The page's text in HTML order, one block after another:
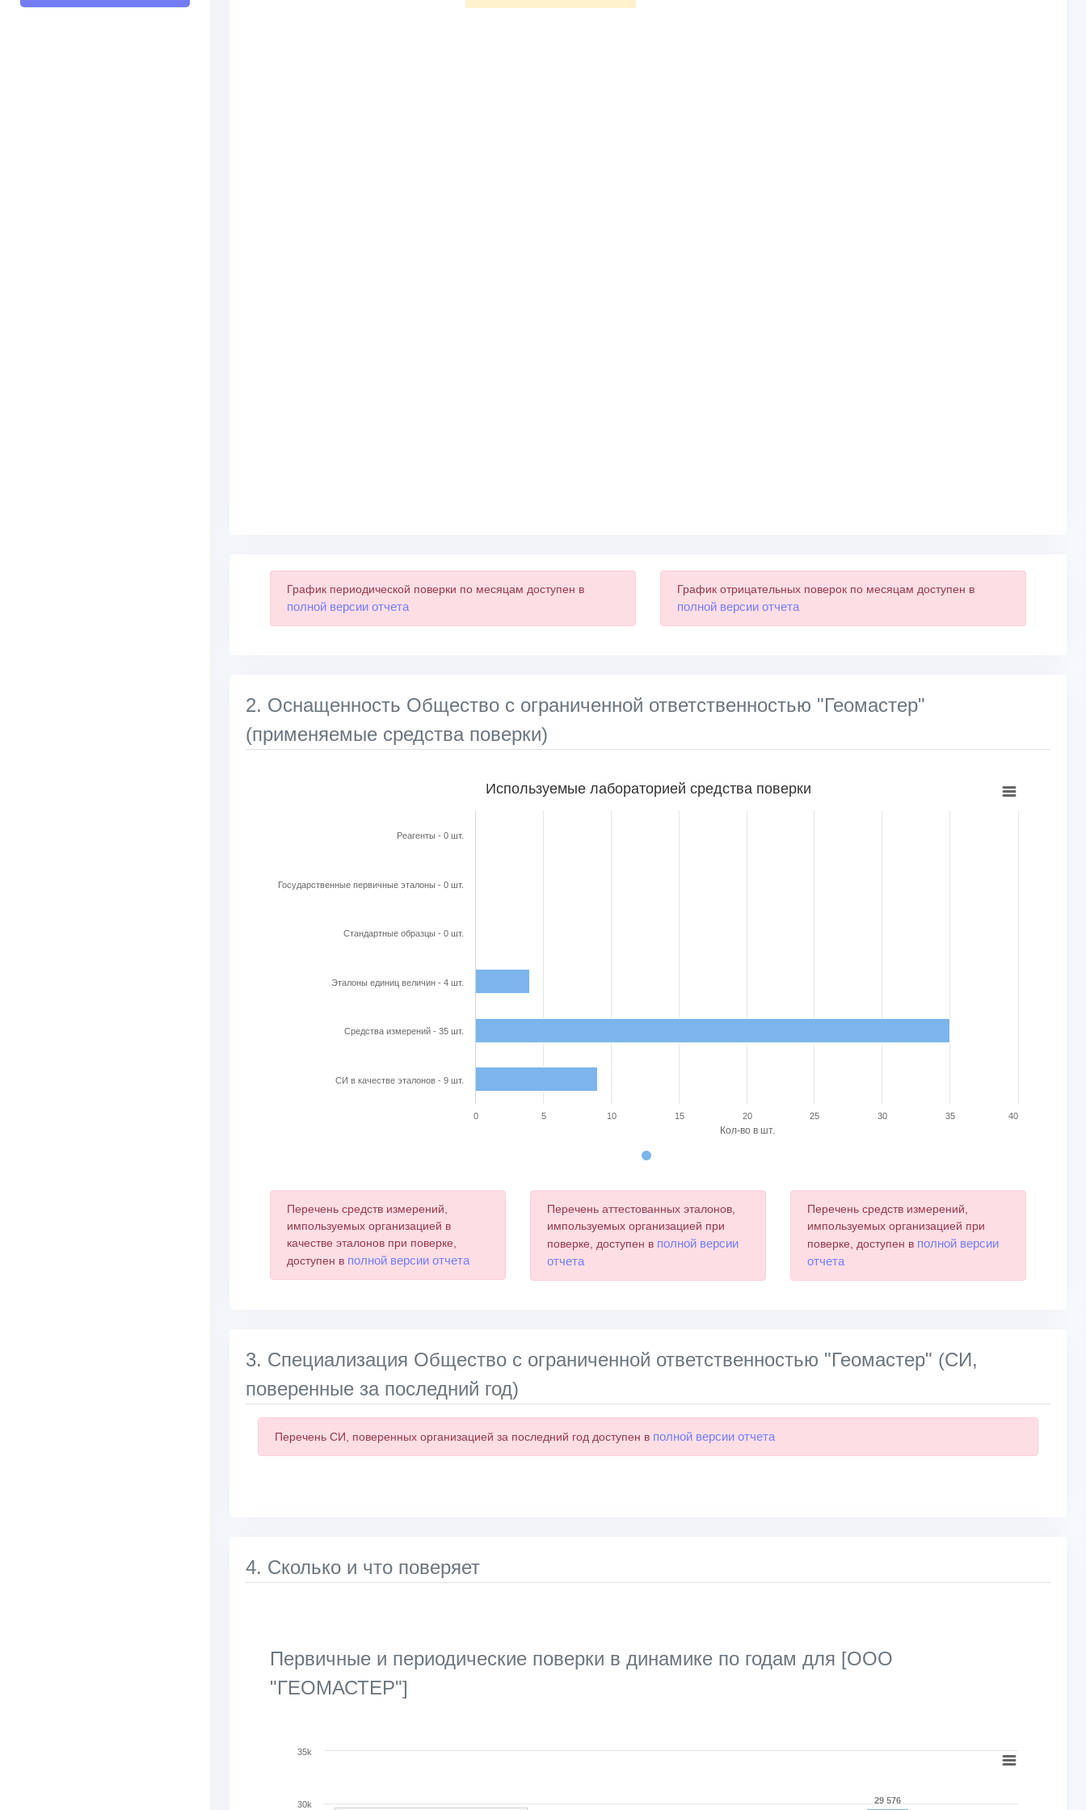
График периодической поверки по месяцам доступен в
полной версии отчета
График отрицательных поверок по месяцам доступен в
полной версии отчета
2. Оснащенность Общество с ограниченной ответственностью "Геомастер"
(применяемые средства поверки)
Кол-во в шт.
Используемые лабораторией средства поверки
Реагенты - 0 шт.
Государственные первичные эталоны - 0 шт.
Стандартные образцы - 0 шт.
Эталоны единиц величин - 4 шт.
Cредства измерений - 35 шт.
СИ в качестве эталонов - 9 шт.
0 10 20 30
5 15 25 35 40
Перечень средств измерений,
импользуемых организацией в
качестве эталонов при поверке,
доступен в полной версии отчета
Перечень аттестованных эталонов,
импользуемых организацией при
поверке, доступен в полной версии
отчета
Перечень средств измерений,
импользуемых организацией при
поверке, доступен в полной версии
отчета
3. Специализация Общество с ограниченной ответственностью "Геомастер" (СИ,
поверенные за последний год)
Перечень СИ, поверенных организацией за последний год доступен в полной версии отчета
4. Сколько и что поверяет
Первичные и периодические поверки в динамике по годам для [ООО
"ГЕОМАСТЕР"]
Chart
29 576
30k
35k